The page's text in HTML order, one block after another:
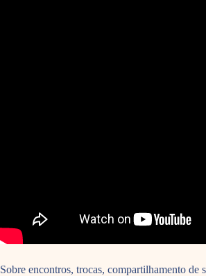
Sobre encontros, trocas, compartilhamento